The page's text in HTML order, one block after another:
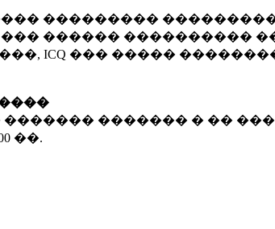
���������
������ ����������
ICQ ��� �����
������� ������� � ��
��.